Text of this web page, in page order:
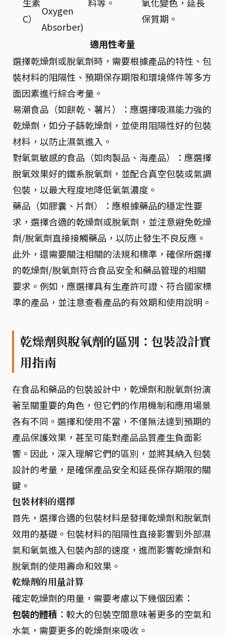
C）
Oxygen
Absorber)
保質期。
適用性考量
選擇乾燥劑或脫氧劑時，需要根據產品的特性、包
裝材料的阻隔性、預期保存期限和環境條件等多方
面因素進行綜合考量。
易潮食品（如餅乾、薯片）：應選擇吸濕能力強的
乾燥劑，如分子篩乾燥劑，並使用阻隔性好的包裝
材料，以防止濕氣進入。
對氧氣敏感的食品（如肉製品、海產品）：應選擇
脫氧效果好的鐵系脫氧劑，並配合真空包裝或氣調
包裝，以最大程度地降低氧氣濃度。
藥品（如膠囊、片劑）：應根據藥品的穩定性要
求，選擇合適的乾燥劑或脫氧劑，並注意避免乾燥
劑/脫氧劑直接接觸藥品，以防止發生不良反應。
此外，還需要關注相關的法規和標準，確保所選擇
的乾燥劑/脫氧劑符合食品安全和藥品管理的相關
要求。例如，應選擇具有生產許可證、符合國家標
準的產品，並注意查看產品的有效期和使用說明。
乾燥劑與脫氧劑的區別：包裝設計實
用指南
在食品和藥品的包裝設計中，乾燥劑和脫氧劑扮演
著至關重要的角色，但它們的作用機制和應用場景
各有不同。選擇和使用不當，不僅無法達到預期的
產品保護效果，甚至可能對產品品質產生負面影
響。因此，深入理解它們的區別，並將其納入包裝
設計的考量，是確保產品安全和延長保存期限的關
鍵。
包裝材料的選擇
首先，選擇合適的包裝材料是發揮乾燥劑和脫氧劑
效用的基礎。包裝材料的阻隔性直接影響到外部濕
氣和氧氣進入包裝內部的速度，進而影響乾燥劑和
脫氧劑的使用壽命和效果。
乾燥劑的用量計算
確定乾燥劑的用量，需要考慮以下幾個因素：
包裝的體積 ：較大的包裝空間意味著更多的空氣和
水氣，需要更多的乾燥劑來吸收。